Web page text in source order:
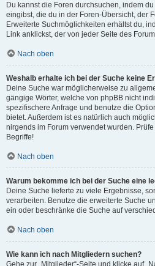
Du kannst die Foren durchsuchen, indem
eingibst, die du in der Foren-Übersicht, der
Erweiterte Suchmöglichkeiten erhältst du,
Link anklickst, der von jeder Seite des
Nach oben
Weshalb erhalte ich bei der Suche keine
Deine Suche war möglicherweise zu
gängige Wörter, welche von phpBB nicht
spezifischere Anfrage und benutze die
bietet. Außerdem ist es natürlich auch
nirgends im Forum verwendet wurden.
Begriffe!
Nach oben
Warum bekomme ich bei der Suche eine
Deine Suche lieferte zu viele Ergebnisse,
verarbeiten. Benutze die erweiterte Suche
ein oder beschränke die Suche auf
Nach oben
Wie kann ich nach Mitgliedern suchen?
Gehe zur „Mitglieder“-Seite und klicke auf